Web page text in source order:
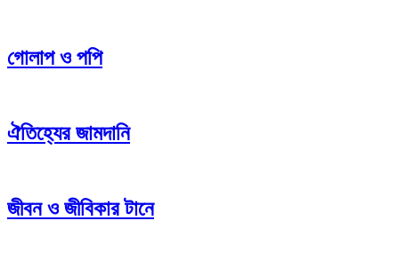
গোলাপ ও পপি
ঐতিহ্যের জামদানি
জীবন ও জীবিকার টানে